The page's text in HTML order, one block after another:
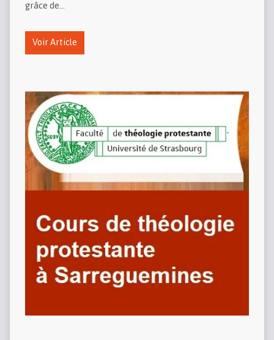
grâce de…
Voir Article